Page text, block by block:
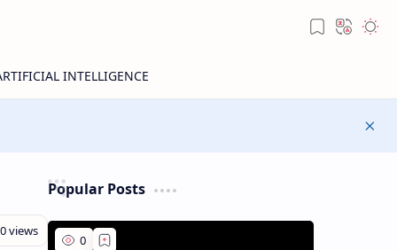
Popular Posts